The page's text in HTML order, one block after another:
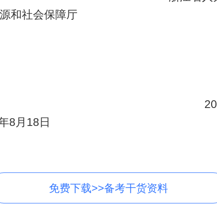
和社会保障厅
8月18日
免费下载>>备考干货资料